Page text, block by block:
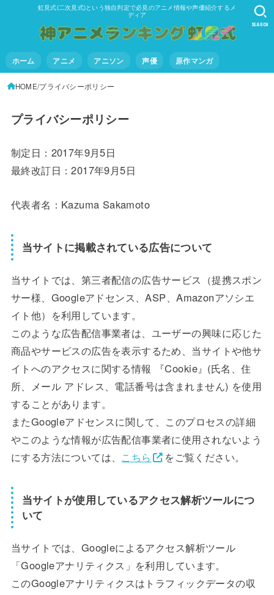
虹見式(二次見式)という独自判定で必見のアニメ情報や声優紹介するメ
ディア
ホーム アニメ アニソン 声優 原作マンガ
SEARCH
HOME プライバシーポリシー
プライバシーポリシー
制定日：2017年9月5日
最終改訂日：2017年9月5日
代表者名：Kazuma Sakamoto
当サイトに掲載されている広告について
当サイトでは、第三者配信の広告サービス（提携スポン
サー様、Googleアドセンス、ASP、Amazonアソシエ
イト他）を利用しています。
このような広告配信事業者は、ユーザーの興味に応じた
商品やサービスの広告を表示するため、当サイトや他サ
イトへのアクセスに関する情報 『Cookie』(氏名、住
所、メール アドレス、電話番号は含まれません) を使用
することがあります。
またGoogleアドセンスに関して、このプロセスの詳細
やこのような情報が広告配信事業者に使用されないよう
にする方法については、 こちら をご覧ください。
当サイトが使用しているアクセス解析ツールにつ
いて
当サイトでは、Googleによるアクセス解析ツール
「Googleアナリティクス」を利用しています。
このGoogleアナリティクスはトラフィックデータの収